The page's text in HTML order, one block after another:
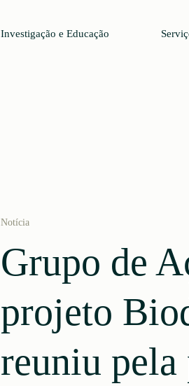
Investigação e Educação
Notícia
Grupo de
projeto
reuniu